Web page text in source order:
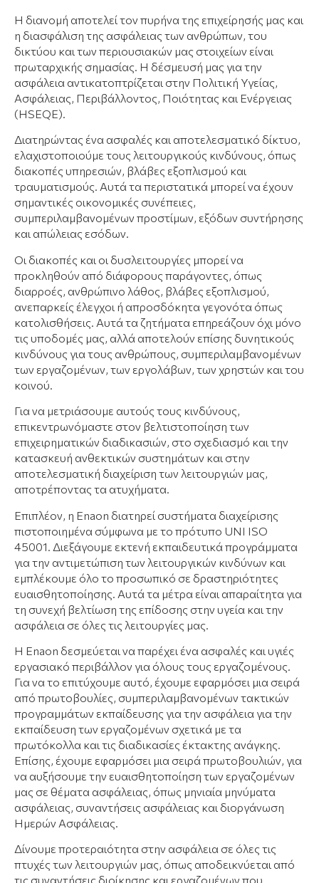
Η διανομή αποτελεί τον πυρήνα της επιχείρησής μας και
η διασφάλιση της ασφάλειας των ανθρώπων, του
δικτύου και των περιουσιακών μας στοιχείων είναι
πρωταρχικής σημασίας. Η δέσμευσή μας για την
ασφάλεια αντικατοπτρίζεται στην Πολιτική Υγείας,
Ασφάλειας, Περιβάλλοντος, Ποιότητας και Ενέργειας
(HSEQE).
Διατηρώντας ένα ασφαλές και αποτελεσματικό δίκτυο,
ελαχιστοποιούμε τους λειτουργικούς κινδύνους, όπως
διακοπές υπηρεσιών, βλάβες εξοπλισμού και
τραυματισμούς. Αυτά τα περιστατικά μπορεί να έχουν
σημαντικές οικονομικές συνέπειες,
συμπεριλαμβανομένων προστίμων, εξόδων συντήρησης
και απώλειας εσόδων.
Οι διακοπές και οι δυσλειτουργίες μπορεί να
προκληθούν από διάφορους παράγοντες, όπως
διαρροές, ανθρώπινο λάθος, βλάβες εξοπλισμού,
ανεπαρκείς έλεγχοι ή απροσδόκητα γεγονότα όπως
κατολισθήσεις. Αυτά τα ζητήματα επηρεάζουν όχι μόνο
τις υποδομές μας, αλλά αποτελούν επίσης δυνητικούς
κινδύνους για τους ανθρώπους, συμπεριλαμβανομένων
των εργαζομένων, των εργολάβων, των χρηστών και του
κοινού.
Για να μετριάσουμε αυτούς τους κινδύνους,
επικεντρωνόμαστε στον βελτιστοποίηση των
επιχειρηματικών διαδικασιών, στο σχεδιασμό και την
κατασκευή ανθεκτικών συστημάτων και στην
αποτελεσματική διαχείριση των λειτουργιών μας,
αποτρέποντας τα ατυχήματα.
Επιπλέον, η Enaon διατηρεί συστήματα διαχείρισης
πιστοποιημένα σύμφωνα με το πρότυπο UNI ISO
45001. Διεξάγουμε εκτενή εκπαιδευτικά προγράμματα
για την αντιμετώπιση των λειτουργικών κινδύνων και
εμπλέκουμε όλο το προσωπικό σε δραστηριότητες
ευαισθητοποίησης. Αυτά τα μέτρα είναι απαραίτητα για
τη συνεχή βελτίωση της επίδοσης στην υγεία και την
ασφάλεια σε όλες τις λειτουργίες μας.
Η Enaon δεσμεύεται να παρέχει ένα ασφαλές και υγιές
εργασιακό περιβάλλον για όλους τους εργαζομένους.
Για να το επιτύχουμε αυτό, έχουμε εφαρμόσει μια σειρά
από πρωτοβουλίες, συμπεριλαμβανομένων τακτικών
προγραμμάτων εκπαίδευσης για την ασφάλεια για την
εκπαίδευση των εργαζομένων σχετικά με τα
πρωτόκολλα και τις διαδικασίες έκτακτης ανάγκης.
Επίσης, έχουμε εφαρμόσει μια σειρά πρωτοβουλιών, για
να αυξήσουμε την ευαισθητοποίηση των εργαζομένων
μας σε θέματα ασφάλειας, όπως μηνιαία μηνύματα
ασφάλειας, συναντήσεις ασφάλειας και διοργάνωση
Ημερών Ασφάλειας.
Δίνουμε προτεραιότητα στην ασφάλεια σε όλες τις
πτυχές των λειτουργιών μας, όπως αποδεικνύεται από
τις συναντήσεις διοίκησης και εργαζομένων που